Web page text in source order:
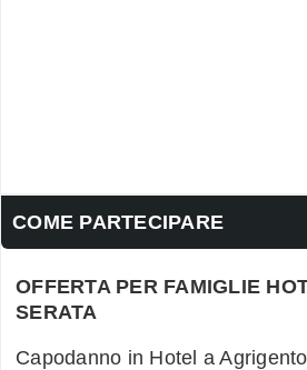
COME PARTECIPARE
OFFERTA PER FAMIGLIE
SERATA
Capodanno in Hotel a Agrigento